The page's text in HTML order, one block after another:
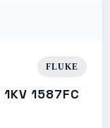
FLUKE
1KV 1587FC